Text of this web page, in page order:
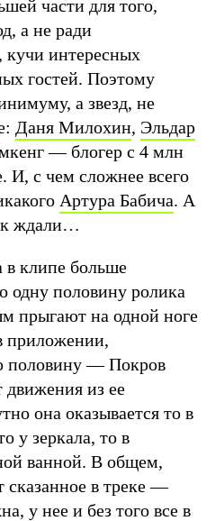
части для того,
а не ради
интересных
гостей. Поэтому
а звезд, не
Даня Милохин, Эльдар
— блогер с 4 млн
И, с чем сложнее всего
Артура Бабича. А
ждали…
в клипе больше
одну половину ролика
прыгают на одной ноге
приложении,
половину — Покров
движения из ее
она оказывается то в
у зеркала, то в
ванной. В общем,
сказанное в треке —
у нее и без того все в